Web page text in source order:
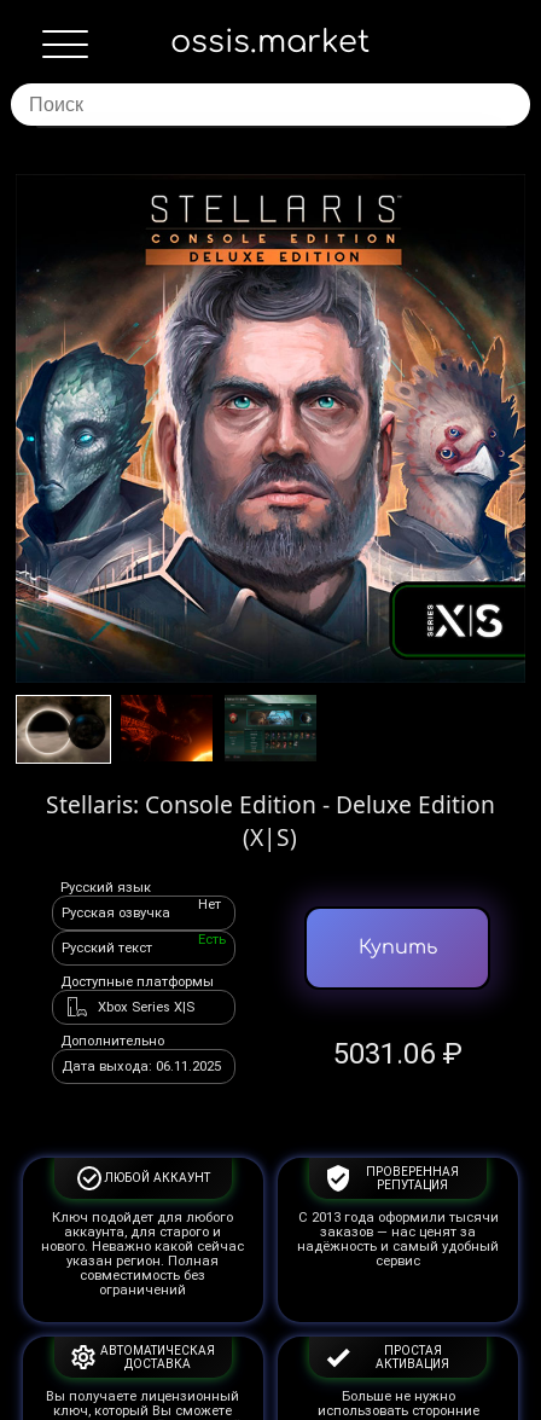
ossis.market
Stellaris: Console Edition - Deluxe Edition
(X|S)
Русский язык
Русская озвучка
Нет
Русский текст
Есть
Доступные платформы
Xbox Series X|S
Дополнительно
Дата выхода: 06.11.2025
Купить
5031.06 ₽
ЛЮБОЙ АККАУНТ
Ключ подойдет для любого
аккаунта, для старого и
нового. Неважно какой сейчас
указан регион. Полная
совместимость без
ограничений
ПРОВЕРЕННАЯ
РЕПУТАЦИЯ
С 2013 года оформили тысячи
заказов — нас ценят за
надёжность и самый удобный
сервис
АВТОМАТИЧЕСКАЯ
ДОСТАВКА
Вы получаете лицензионный
ключ, который Вы сможете
ПРОСТАЯ
АКТИВАЦИЯ
Больше не нужно
использовать сторонние